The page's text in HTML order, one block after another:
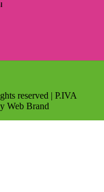
reserved | P.IVA
Web Brand